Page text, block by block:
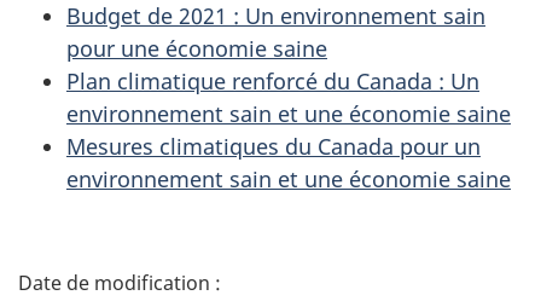
Budget de 2021 : Un environnement sain
pour une économie saine
Plan climatique renforcé du Canada : Un
environnement sain et une économie saine
Mesures climatiques du Canada pour un
environnement sain et une économie saine
D